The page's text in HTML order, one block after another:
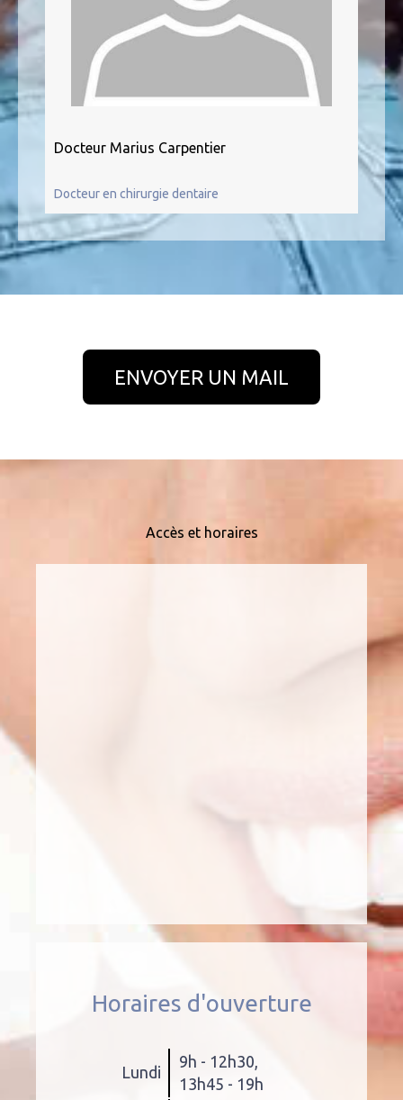
Docteur Marius Carpentier
Docteur en chirurgie dentaire
ENVOYER UN MAIL
Accès et horaires
Horaires d'ouverture
Lundi
9h - 12h30
13h45 - 19h